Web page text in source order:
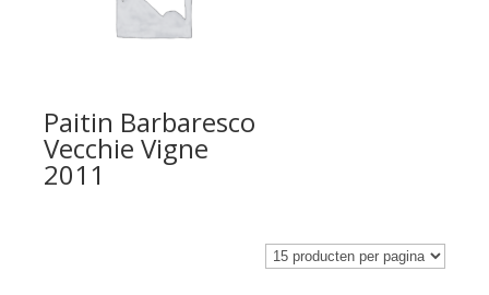
Paitin Barbaresco
Vecchie Vigne
2011